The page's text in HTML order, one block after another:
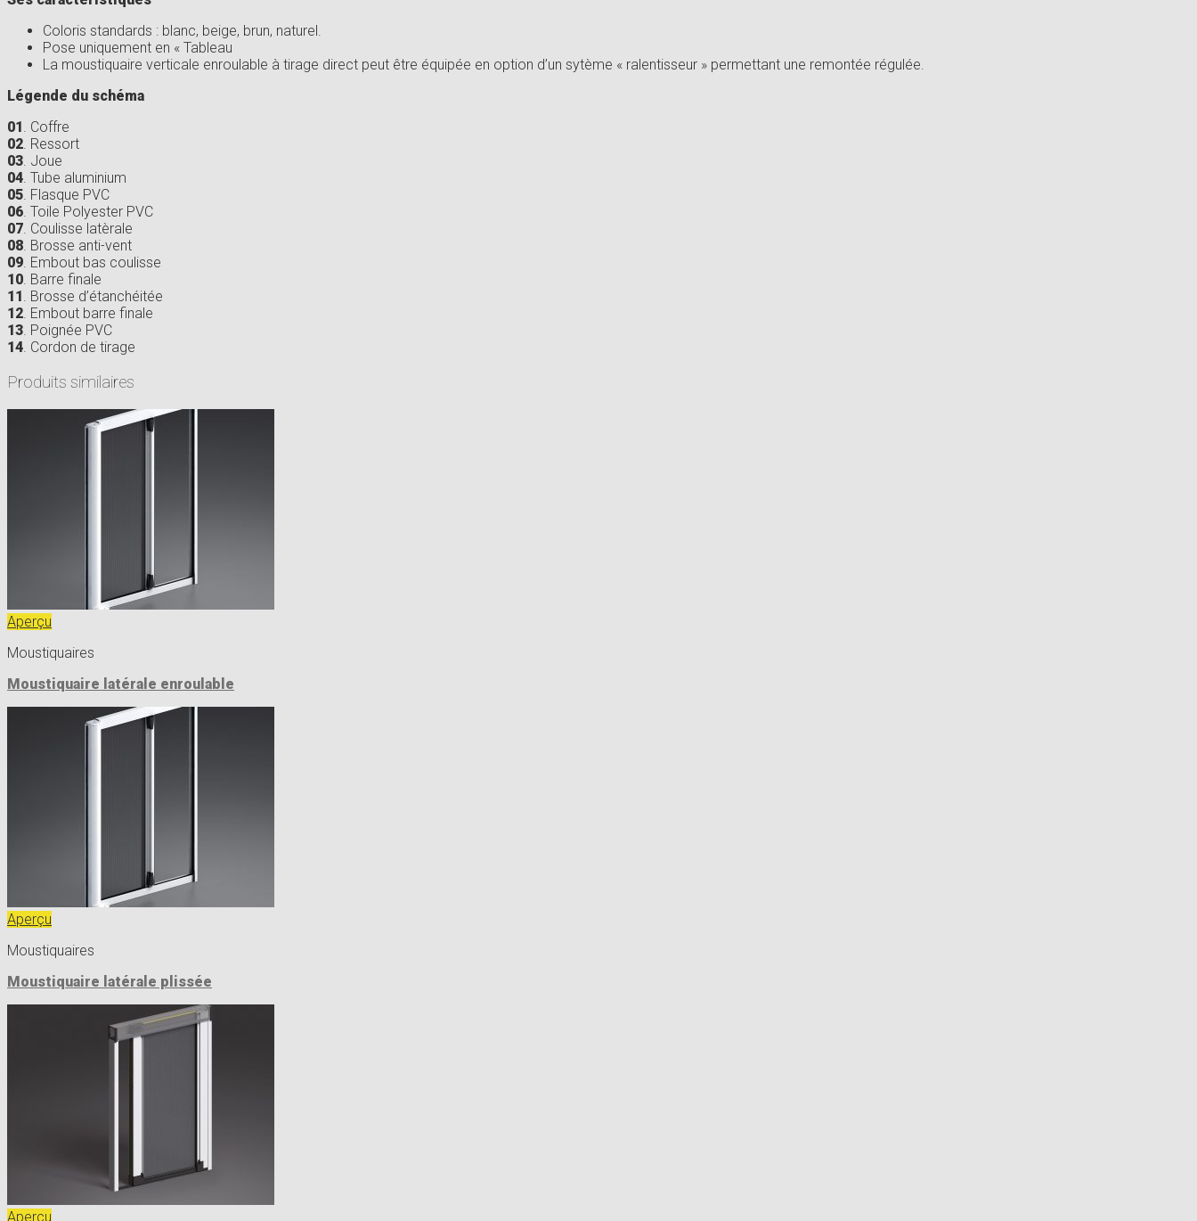
Coloris standards : blanc, beige, brun, naturel.
Pose uniquement en « Tableau
La moustiquaire verticale enroulable à tirage direct peut être équipée en option d’un sytème « ralentisseur » permettant une remontée régulée.
Légende du schéma
01. Coffre
02. Ressort
03. Joue
04. Tube aluminium
05. Flasque PVC
06. Toile Polyester PVC
07. Coulisse latèrale
08. Brosse anti-vent
09. Embout bas coulisse
10. Barre finale
11. Brosse d’étanchéitée
12. Embout barre finale
13. Poignée PVC
14. Cordon de tirage
Produits similaires
Aperçu
Moustiquaires
Moustiquaire latérale enroulable
Aperçu
Moustiquaires
Moustiquaire latérale plissée
Aperçu